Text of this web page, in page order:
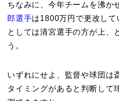
ちなみに、今年チームを沸か
郎選手は1800万円で更改し
としては清宮選手の方が上、
う。
いずれにせよ、監督や球団は
タイミングがあると判断して